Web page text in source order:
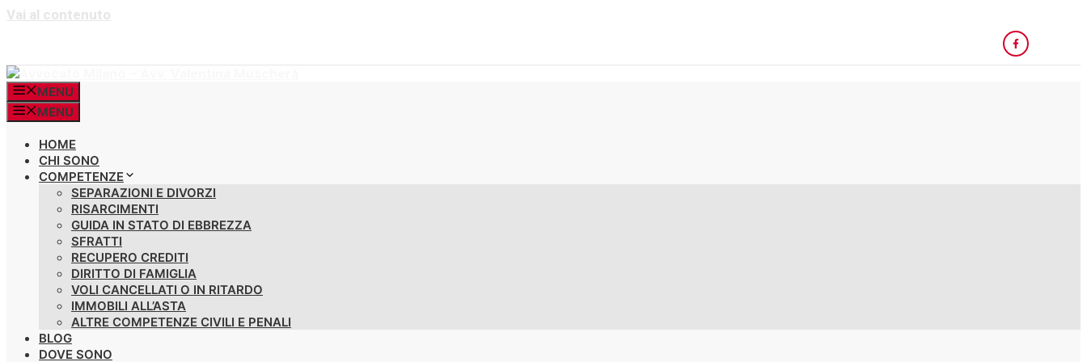
Vai al contenuto
MENU
MENU
HOME
CHI SONO
COMPETENZE
SEPARAZIONI E DIVORZI
RISARCIMENTI
GUIDA IN STATO DI EBBREZZA
SFRATTI
RECUPERO CREDITI
DIRITTO DI FAMIGLIA
VOLI CANCELLATI O IN RITARDO
IMMOBILI ALL’ASTA
ALTRE COMPETENZE CIVILI E PENALI
BLOG
DOVE SONO